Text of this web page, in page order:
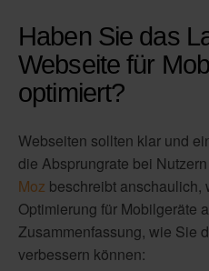
Haben Sie das
Webseite für
optimiert?
Webseiten sollten klar und
die Absprungrate bei
Moz beschreibt anschaulich,
Optimierung für Mobilgeräte
Zusammenfassung, wie Sie
verbessern können: